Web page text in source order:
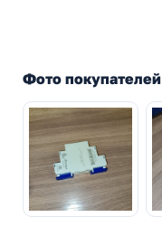
Фото покупателей